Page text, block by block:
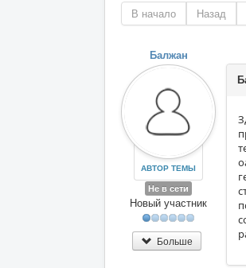
В начало Назад
Балжан
АВТОР ТЕМЫ
Не в сети
Новый участник
Больше